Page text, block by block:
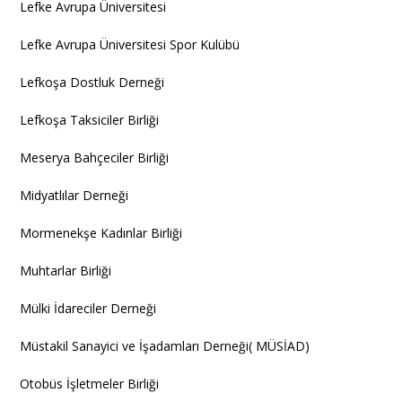
Lefke Avrupa Üniversitesi
Lefke Avrupa Üniversitesi Spor Kulübü
Lefkoşa Dostluk Derneği
Lefkoşa Taksiciler Birliği
Meserya Bahçeciler Birliği
Midyatlılar Derneği
Mormenekşe Kadınlar Birliği
Muhtarlar Birliği
Mülki İdareciler Derneği
Müstakil Sanayici ve İşadamları Derneği( MÜSİAD)
Otobüs İşletmeler Birliği